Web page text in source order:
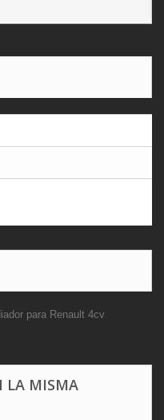
para Renault 4cv
LA MISMA